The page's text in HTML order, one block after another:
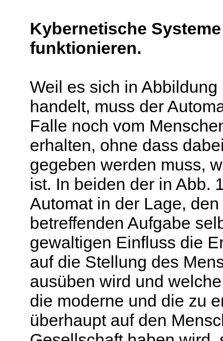
Kybernetische
funktionieren.
Weil es sich in
handelt, muss der
Falle noch vom
erhalten, ohne dass
gegeben werden muss,
ist. In beiden der in Abb.
Automat in der Lage,
betreffenden Aufgabe
gewaltigen Einfluss die
auf die Stellung des
ausüben wird und
die moderne und die zu
überhaupt auf den